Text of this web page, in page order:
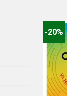
-20%